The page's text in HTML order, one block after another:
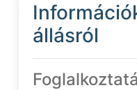
állásról